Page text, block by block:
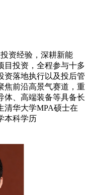
资经验，深耕新能
目投资，全程参与十多
资落地执行以及投后管
焦前沿高景气赛道，重
体、高端装备等具备长
清华大学MPA硕士在
本科学历